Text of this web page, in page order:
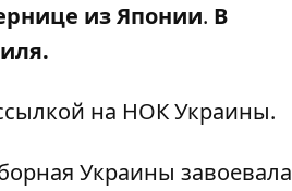
из Японии. В
на НОК Украины.
Украины завоевала